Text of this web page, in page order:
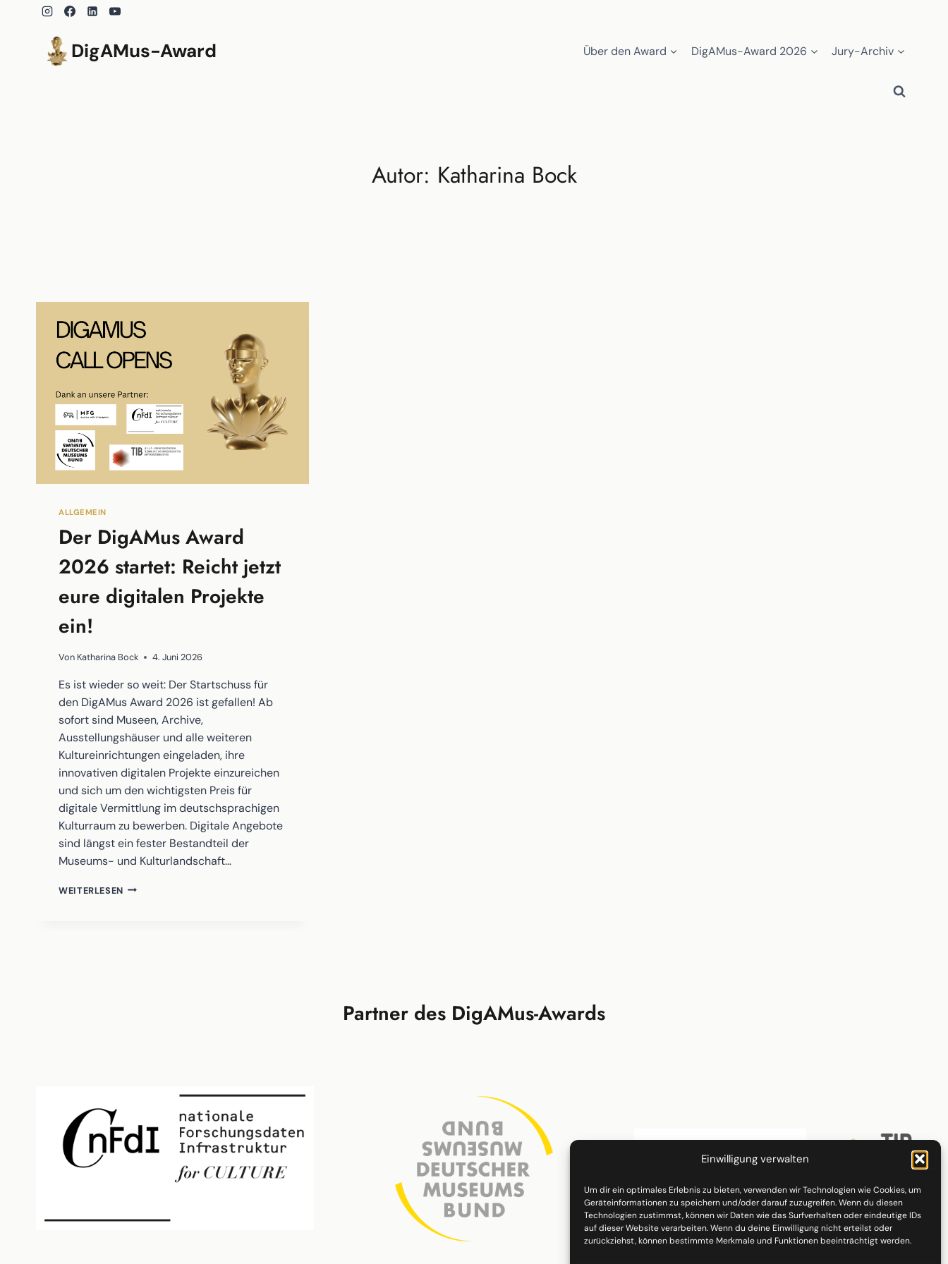
Einwilligung verwalten
Um dir ein optimales Erlebnis zu bieten, verwenden wir Technologien wie Cookies, um
Geräteinformationen zu speichern und/oder darauf zuzugreifen. Wenn du diesen
Technologien zustimmst, können wir Daten wie das Surfverhalten oder eindeutige IDs
auf dieser Website verarbeiten. Wenn du deine Einwilligung nicht erteilst oder
zurückziehst, können bestimmte Merkmale und Funktionen beeinträchtigt werden.
DigAMus-Award Über den Award DigAMus-Award 2026 Jury-Archiv
Autor: Katharina Bock
ALLGEMEIN
Der DigAMus Award
2026 startet: Reicht jetzt
eure digitalen Projekte
ein!
Von Katharina Bock 4. Juni 2026
Es ist wieder so weit: Der Startschuss für
den DigAMus Award 2026 ist gefallen! Ab
sofort sind Museen, Archive,
Ausstellungshäuser und alle weiteren
Kultureinrichtungen eingeladen, ihre
innovativen digitalen Projekte einzureichen
und sich um den wichtigsten Preis für
digitale Vermittlung im deutschsprachigen
Kulturraum zu bewerben. Digitale Angebote
sind längst ein fester Bestandteil der
Museums- und Kulturlandschaft…
WEITERLESEN DER
Partner des DigAMus-Awards